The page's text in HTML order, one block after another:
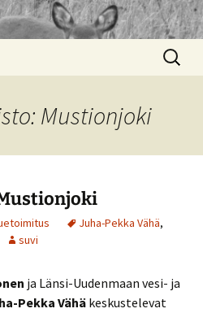
Haku:
Mustionjoki
Juha-Pekka Vähä,
suvi
ja Länsi-Uudenmaan vesi- ja
Pekka Vähä keskustelevat